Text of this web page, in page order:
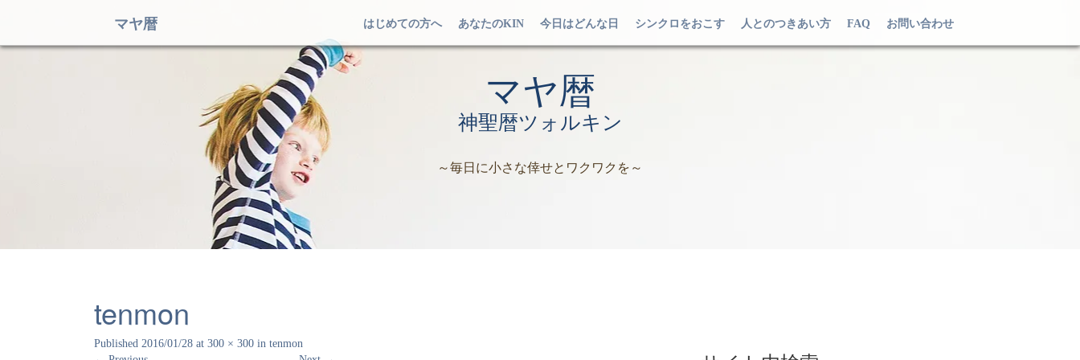
マヤ暦 はじめての方へ あなたのKIN 今日はどんな日 シンクロをおこす 人とのつきあい方 FAQ お問い合わせ
マヤ暦
神聖暦ツォルキン
～毎日に小さな倖せとワクワクを～
tenmon
Published 2016/01/28 at 300 × 300 in tenmon